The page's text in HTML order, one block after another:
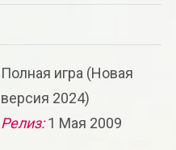
Полная игра (Новая
версия 2024)
Релиз:1 Мая 2009